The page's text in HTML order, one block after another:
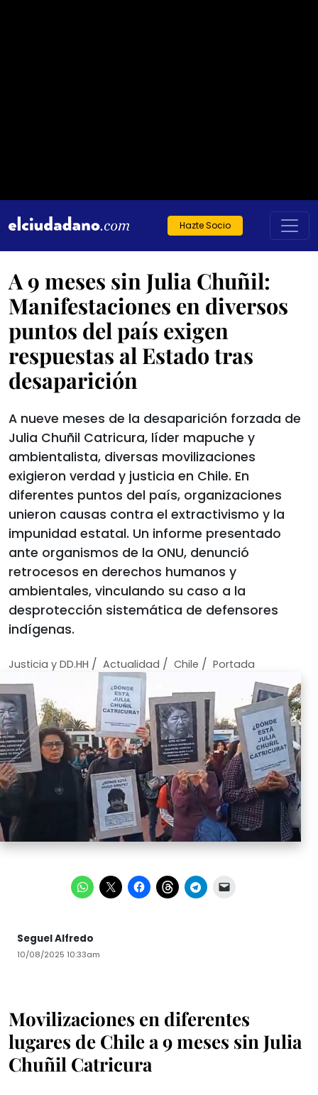
Hazte Socio
A 9 meses sin Julia Chuñil:
Manifestaciones en diversos
puntos del país exigen
respuestas al Estado tras
desaparición
A nueve meses de la desaparición forzada de
Julia Chuñil Catricura, líder mapuche y
ambientalista, diversas movilizaciones
exigieron verdad y justicia en Chile. En
diferentes puntos del país, organizaciones
unieron causas contra el extractivismo y la
impunidad estatal. Un informe presentado
ante organismos de la ONU, denunció
retrocesos en derechos humanos y
ambientales, vinculando su caso a la
desprotección sistemática de defensores
indígenas.
Justicia y DD.HH / Actualidad / Chile / Portada
Seguel Alfredo
10/08/2025 10:33am
Movilizaciones en diferentes
lugares de Chile a 9 meses sin Julia
Chuñil Catricura